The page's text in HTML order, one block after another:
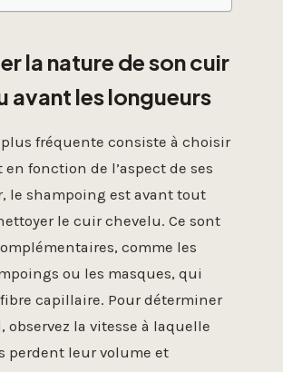
la nature de son cuir
avant les longueurs
plus fréquente consiste à choisir
fonction de l’aspect de ses
le shampoing est avant tout
le cuir chevelu. Ce sont
comme les
ou les masques, qui
capillaire. Pour déterminer
observez la vitesse à laquelle
perdent leur volume et